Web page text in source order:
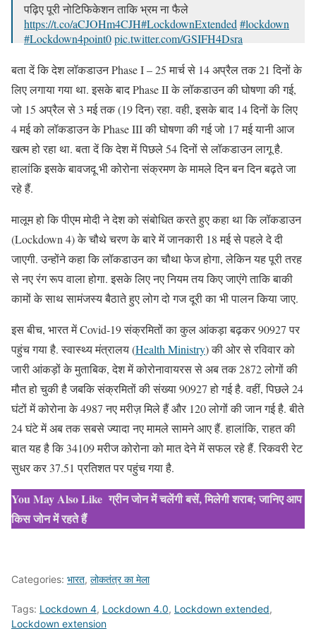
पढ़िए पूरी नोटिफिकेशन ताकि भ्रम ना फैले
https://t.co/aCJOHm4CJH#LockdownExtended #lockdown
#Lockdown4point0pic.twitter.com/GSIFH4Dsra
— सदप्रयास (@sadprayas)
May 17, 2020
बता दें कि देश लॉकडाउन Phase I – 25 मार्च से 14 अप्रैल तक 21 दिनों के
लिए लगाया गया था. इसके बाद Phase II के लॉकडाउन की घोषणा की गई,
जो 15 अप्रैल से 3 मई तक (19 दिन) रहा. वही, इसके बाद 14 दिनों के लिए
4 मई को लॉकडाउन के Phase III की घोषणा की गई जो 17 मई यानी आज
खत्म हो रहा था. बता दें कि देश में पिछले 54 दिनों से लॉकडाउन लागू है.
हालांकि इसके बावजदू भी कोरोना संक्रमण के मामले दिन बन दिन बढ़ते जा
रहे हैं.
मालूम हो कि पीएम मोदी ने देश को संबोधित करते हुए कहा था कि लॉकडाउन
(Lockdown 4) के चौथे चरण के बारे में जानकारी 18 मई से पहले दे दी
जाएगी. उन्होंने कहा कि लॉकडाउन का चौथा फेज होगा, लेकिन यह पूरी तरह
से नए रंग रूप वाला होगा. इसके लिए नए नियम तय किए जाएंगे ताकि बाकी
कामों के साथ सामंजस्य बैठाते हुए लोग दो गज दूरी का भी पालन किया जाए.
इस बीच, भारत में Covid-19 संक्रमितों का कुल आंकड़ा बढ़कर 90927 पर
पहुंच गया है. स्वास्थ्य मंत्रालय (Health Ministry) की ओर से रविवार को
जारी आंकड़ों के मुताबिक, देश में कोरोनावायरस से अब तक 2872 लोगों की
मौत हो चुकी है जबकि संक्रमितों की संख्या 90927 हो गई है. वहीं, पिछले 24
घंटों में कोरोना के 4987 नए मरीज़ मिले हैं और 120 लोगों की जान गई है. बीते
24 घंटे में अब तक सबसे ज्यादा नए मामले सामने आए हैं. हालांकि, राहत की
बात यह है कि 34109 मरीज कोरोना को मात देने में सफल रहे हैं. रिकवरी रेट
सुधर कर 37.51 प्रतिशत पर पहुंच गया है.
You May Also Like ग्रीन जोन में चलेंगी बसें, मिलेगी शराब; जानिए आप
किस जोन में रहते हैं
Categories: भारत, लोकतंत्र का मेला
Tags: Lockdown 4, Lockdown 4.0, Lockdown extended,
Lockdown extension